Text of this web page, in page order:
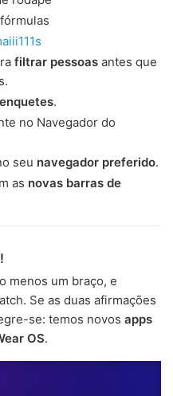
filtrar pessoas antes que
.
no Navegador do
seu navegador preferido.
as novas barras de
menos um braço, e
Se as duas afirmações
se: temos novos apps
OS.